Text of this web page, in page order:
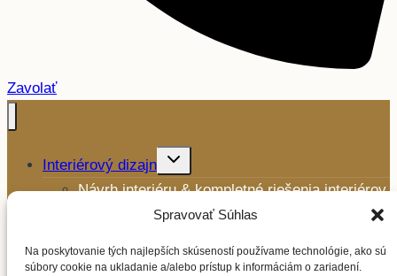
Spravovať Súhlas
Na poskytovanie tých najlepších skúseností používame technológie, ako sú
súbory cookie na ukladanie a/alebo prístup k informáciám o zariadení.
Zavolať
Interiérový dizajn
Toggle
Návrh interiéru & kompletné riešenia interiérov
Výroba a montáž nábytku
Ďalšie služby child
menu
Mikrocement